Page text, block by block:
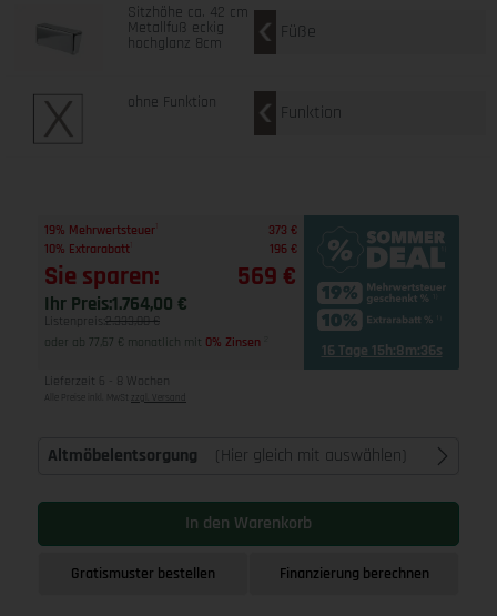
Sitzhöhe ca. 42 cm
Metallfuß eckig
hochglanz 8cm Füße
ohne Funktion Funktion
19% Mehrwertsteuer
373 €
10% Extrarabatt
196 €
Sie sparen: 569 €
Ihr Preis:1.764,00 €
Listenpreis: 2.333,00 €
oder ab 77,67 € monatlich mit 0% Zinsen 16 Tage 15h:8m:35s
Lieferzeit 6 - 8 Wochen
Alle Preise inkl. MwSt zzgl. Versand
Altmöbelentsorgung (Hier gleich mit auswählen)
In den Warenkorb
Gratismuster bestellen Finanzierung berechnen